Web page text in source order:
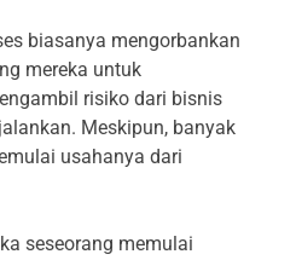
biasanya mengorbankan
mereka untuk
risiko dari bisnis
Meskipun, banyak
usahanya dari
seseorang memulai